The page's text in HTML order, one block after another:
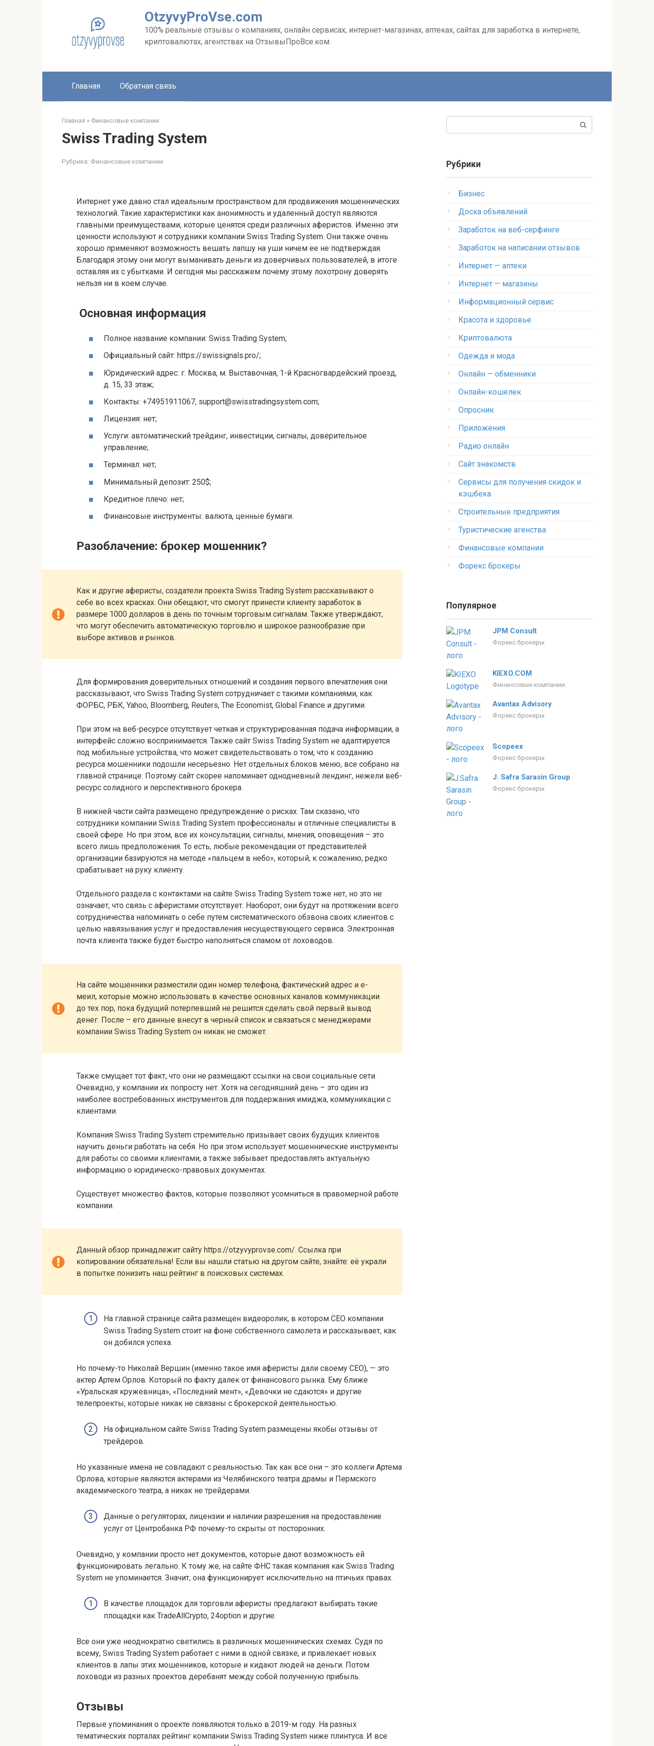
OtzyvyProVse.com
100% реальные отзывы о компаниях, онлайн сервисах, интернет-магазинах, аптеках, сайтах для заработка в интернете,
криптовалютах, агентствах на ОтзывыПроВсе.ком.
Главная Обратная связь
Главная » Финансовые компании
Swiss Trading System
Рубрика: Финансовые компании
Интернет уже давно стал идеальным пространством для продвижения мошеннических
технологий. Такие характеристики как анонимность и удаленный доступ являются
главными преимуществами, которые ценятся среди различных аферистов. Именно эти
ценности используют и сотрудники компании Swiss Trading System. Они также очень
хорошо применяют возможность вешать лапшу на уши ничем ее не подтверждая.
Благодаря этому они могут выманивать деньги из доверчивых пользователей, в итоге
оставляя их с убытками. И сегодня мы расскажем почему этому лохотрону доверять
нельзя ни в коем случае.
Основная информация
Полное название компании: Swiss Trading System;
Официальный сайт: https://swissignals.pro/;
Юридический адрес: г. Москва, м. Выставочная, 1-й Красногвардейский проезд,
д. 15, 33 этаж;
Контакты: +74951911067, support@swisstradingsystem.com;
Лицензия: нет;
Услуги: автоматический трейдинг, инвестиции, сигналы, доверительное
управление;
Терминал: нет;
Минимальный депозит: 250$;
Кредитное плечо: нет;
Финансовые инструменты: валюта, ценные бумаги.
Разоблачение: брокер мошенник?
Как и другие аферисты, создатели проекта Swiss Trading System рассказывают о
себе во всех красках. Они обещают, что смогут принести клиенту заработок в
размере 1000 долларов в день по точным торговым сигналам. Также утверждают,
что могут обеспечить автоматическую торговлю и широкое разнообразие при
выборе активов и рынков.
Для формирования доверительных отношений и создания первого впечатления они
рассказывают, что Swiss Trading System сотрудничает с такими компаниями, как
ФОРБС, РБК, Yahoo, Bloomberg, Reuters, The Economist, Global Finance и другими.
При этом на веб-ресурсе отсутствует четкая и структурированная подача информации, а
интерфейс сложно воспринимается. Также сайт Swiss Trading System не адаптируется
под мобильные устройства, что может свидетельствовать о том, что к созданию
ресурса мошенники подошли несерьезно. Нет отдельных блоков меню, все собрано на
главной странице. Поэтому сайт скорее напоминает однодневный лендинг, нежели веб-
ресурс солидного и перспективного брокера.
В нижней части сайта размещено предупреждение о рисках. Там сказано, что
сотрудники компании Swiss Trading System профессионалы и отличные специалисты в
своей сфере. Но при этом, все их консультации, сигналы, мнения, оповещения – это
всего лишь предположения. То есть, любые рекомендации от представителей
организации базируются на методе «пальцем в небо», который, к сожалению, редко
срабатывает на руку клиенту.
Отдельного раздела с контактами на сайте Swiss Trading System тоже нет, но это не
означает, что связь с аферистами отсутствует. Наоборот, они будут на протяжении всего
сотрудничества напоминать о себе путем систематического обзвона своих клиентов с
целью навязывания услуг и предоставления несуществующего сервиса. Электронная
почта клиента также будет быстро наполняться спамом от лоховодов.
На сайте мошенники разместили один номер телефона, фактический адрес и е-
меил, которые можно использовать в качестве основных каналов коммуникации
до тех пор, пока будущий потерпевший не решится сделать свой первый вывод
денег. После – его данные внесут в черный список и связаться с менеджерами
компании Swiss Trading System он никак не сможет.
Также смущает тот факт, что они не размещают ссылки на свои социальные сети.
Очевидно, у компании их попросту нет. Хотя на сегодняшний день – это один из
наиболее востребованных инструментов для поддержания имиджа, коммуникации с
клиентами.
Компания Swiss Trading System стремительно призывает своих будущих клиентов
научить деньги работать на себя. Но при этом использует мошеннические инструменты
для работы со своими клиентами, а также забывает предоставлять актуальную
информацию о юридическо-правовых документах.
Существует множество фактов, которые позволяют усомниться в правомерной работе
компании.
Данный обзор принадлежит сайту https://otzyvyprovse.com/. Ссылка при
копировании обязательна! Если вы нашли статью на другом сайте, знайте: её украли
в попытке понизить наш рейтинг в поисковых системах.
На главной странице сайта размещен видеоролик, в котором СЕО компании
Swiss Trading System стоит на фоне собственного самолета и рассказывает, как
он добился успеха.
Но почему-то Николай Вершин (именно такое имя аферисты дали своему СЕО), — это
актер Артем Орлов. Который по факту далек от финансового рынка. Ему ближе
«Уральская кружевница», «Последний мент», «Девочки не сдаются» и другие
телепроекты, которые никак не связаны с брокерской деятельностью.
На официальном сайте Swiss Trading System размещены якобы отзывы от
трейдеров.
Но указанные имена не совпадают с реальностью. Так как все они – это коллеги Артема
Орлова, которые являются актерами из Челябинского театра драмы и Пермского
академического театра, а никак не трейдерами.
Данные о регуляторах, лицензии и наличии разрешения на предоставление
услуг от Центробанка РФ почему-то скрыты от посторонних.
Очевидно, у компании просто нет документов, которые дают возможность ей
функционировать легально. К тому же, на сайте ФНС такая компания как Swiss Trading
System не упоминается. Значит, она функционирует исключительно на птичьих правах.
В качестве площадок для торговли аферисты предлагают выбирать такие
площадки как TradeAllCrypto, 24option и другие.
Все они уже неоднократно светились в различных мошеннических схемах. Судя по
всему, Swiss Trading System работает с ними в одной связке, и привлекает новых
клиентов в лапы этих мошенников, которые и кидают людей на деньги. Потом
лоховоди из разных проектов деребанят между собой полученную прибыль.
Отзывы
Первые упоминания о проекте появляются только в 2019-м году. На разных
тематических порталах рейтинг компании Swiss Trading System ниже плинтуса. И все
Рубрики
Бизнес
Доска объявлений
Заработок на веб-серфинге
Заработок на написании отзывов
Интернет — аптеки
Интернет — магазины
Информационный сервис
Красота и здоровье
Криптовалюта
Одежда и мода
Онлайн — обменники
Онлайн-кошелек
Опросник
Приложения
Радио онлайн
Сайт знакомств
Сервисы для получения скидок и
кэшбека
Строительные предприятия
Туристические агенства
Финансовые компании
Форекс брокеры
Популярное
JPM Consult
Форекс брокеры
KIEXO.COM
Финансовые компании
Avantax Advisory
Форекс брокеры
Scopeex
Форекс брокеры
J. Safra Sarasin Group
Форекс брокеры